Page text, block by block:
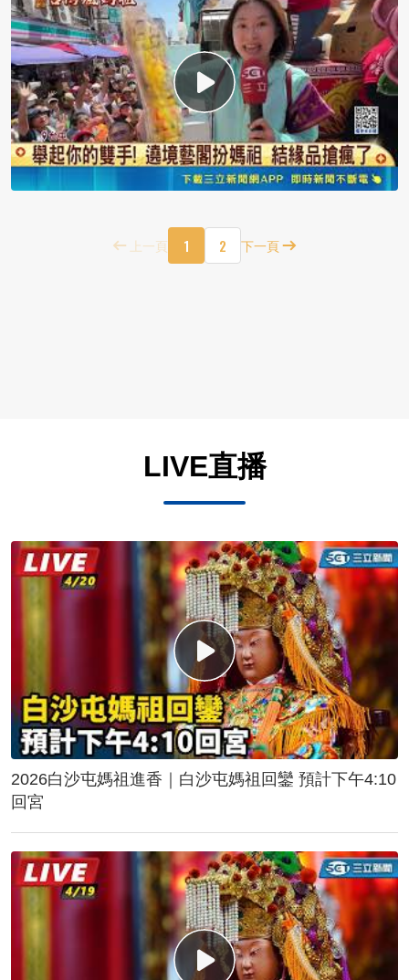
上一頁 1 2 下一頁
LIVE直播
2026白沙屯媽祖進香｜白沙屯媽祖回鑾 預計下午4:10
回宮